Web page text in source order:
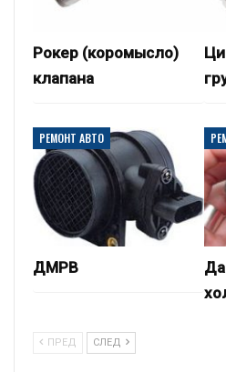
Рокер (коромысло)
клапана
РЕМОНТ АВТО
ДМРВ
ПРЕД СЛЕД